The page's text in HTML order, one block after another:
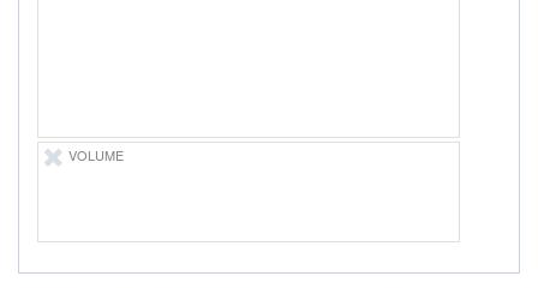
VOLUME